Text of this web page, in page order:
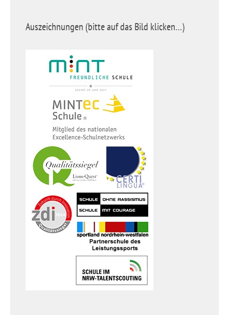
Auszeichnungen (bitte auf das Bild klicken…)